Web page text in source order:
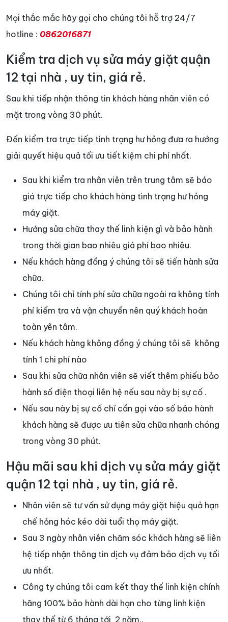
Mọi thắc mắc hãy gọi cho chúng tôi hỗ trợ 24/7
hotline : 0862016871
Kiểm tra dịch vụ sửa máy giặt quận
12 tại nhà , uy tin, giá rẻ.
Sau khi tiếp nhận thông tin khách hàng nhân viên có
mặt trong vòng 30 phút.
Đến kiểm tra trực tiếp tình trạng hư hỏng đưa ra hướng
giải quyết hiệu quả tối ưu tiết kiệm chi phí nhất.
Sau khi kiểm tra nhân viên trên trung tâm sẽ báo
giá trực tiếp cho khách hàng tình trạng hư hỏng
máy giặt.
Hướng sửa chữa thay thế linh kiện gì và bảo hành
trong thời gian bao nhiêu giá phí bao nhiêu.
Nếu khách hàng đồng ý chúng tôi sẽ tiến hành sửa
chữa.
Chúng tôi chỉ tính phí sửa chữa ngoài ra không tính
phí kiểm tra và vận chuyển nên quý khách hoàn
toàn yên tâm.
Nếu khách hàng không đồng ý chúng tôi sẽ không
tính 1 chi phí nào
Sau khi sửa chữa nhân viên sẽ viết thêm phiếu bảo
hành số điện thoại liên hệ nếu sau này bị sự cố .
Nếu sau này bị sự cố chỉ cần gọi vào số bảo hành
khách hàng sẽ được ưu tiên sửa chữa nhanh chóng
trong vòng 30 phút.
Hậu mãi sau khi dịch vụ sửa máy giặt
quận 12 tại nhà , uy tin, giá rẻ.
Nhân viên sẽ tư vấn sử dụng máy giặt hiệu quả hạn
chế hỏng hóc kéo dài tuổi thọ máy giặt.
Sau 3 ngày nhân viên chăm sóc khách hàng sẽ liên
hệ tiếp nhận thông tin dịch vụ đảm bảo dịch vụ tối
ưu nhất.
Công ty chúng tôi cam kết thay thế linh kiện chính
hãng 100% bảo hành dài hạn cho từng linh kiện
thay thế từ 6 tháng tới 2 năm..